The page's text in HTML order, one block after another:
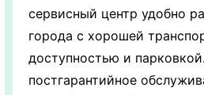
сервисный центр удобно
города с хорошей
доступностью и
постгарантийное